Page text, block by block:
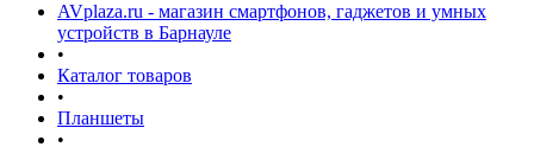
AVplaza.ru - магазин смартфонов, гаджетов и умных
устройств в Барнауле
•
Каталог товаров
•
Планшеты
•